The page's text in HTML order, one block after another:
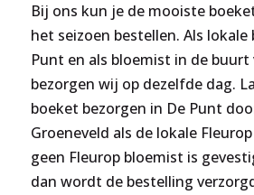
Bij ons kun je de mooiste
het seizoen bestellen. Als
Punt en als bloemist in de buurt
bezorgen wij op dezelfde dag.
boeket bezorgen in De Punt
Groeneveld als de lokale
geen Fleurop bloemist is
dan wordt de bestelling